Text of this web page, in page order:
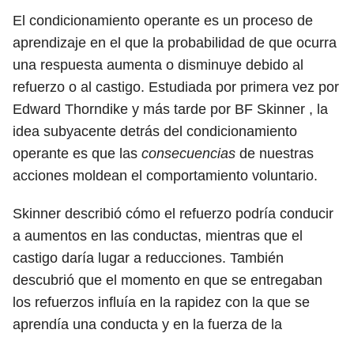
El condicionamiento operante es un proceso de
aprendizaje en el que la probabilidad de que ocurra
una respuesta aumenta o disminuye debido al
refuerzo o al castigo. Estudiada por primera vez por
Edward Thorndike y más tarde por BF Skinner , la
idea subyacente detrás del condicionamiento
operante es que las consecuencias de nuestras
acciones moldean el comportamiento voluntario.
Skinner describió cómo el refuerzo podría conducir
a aumentos en las conductas, mientras que el
castigo daría lugar a reducciones. También
descubrió que el momento en que se entregaban
los refuerzos influía en la rapidez con la que se
aprendía una conducta y en la fuerza de la